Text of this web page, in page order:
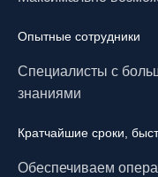
Опытные сотрудники
Специалисты с
знаниями
Кратчайшие сроки,
Обеспечиваем